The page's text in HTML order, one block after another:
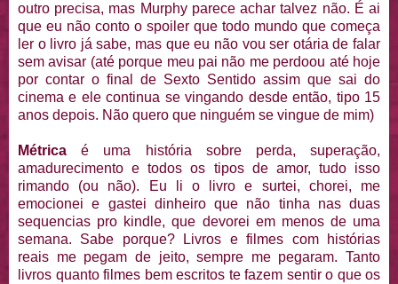
outro precisa, mas Murphy parece achar talvez não. É ai
que eu não conto o spoiler que todo mundo que começa
ler o livro já sabe, mas que eu não vou ser otária de falar
sem avisar (até porque meu pai não me perdoou até hoje
por contar o final de Sexto Sentido assim que sai do
cinema e ele continua se vingando desde então, tipo 15
anos depois. Não quero que ninguém se vingue de mim)
Métrica é uma história sobre perda, superação,
amadurecimento e todos os tipos de amor, tudo isso
rimando (ou não). Eu li o livro e surtei, chorei, me
emocionei e gastei dinheiro que não tinha nas duas
sequencias pro kindle, que devorei em menos de uma
semana. Sabe porque? Livros e filmes com histórias
reais me pegam de jeito, sempre me pegaram. Tanto
livros quanto filmes bem escritos te fazem sentir o que os